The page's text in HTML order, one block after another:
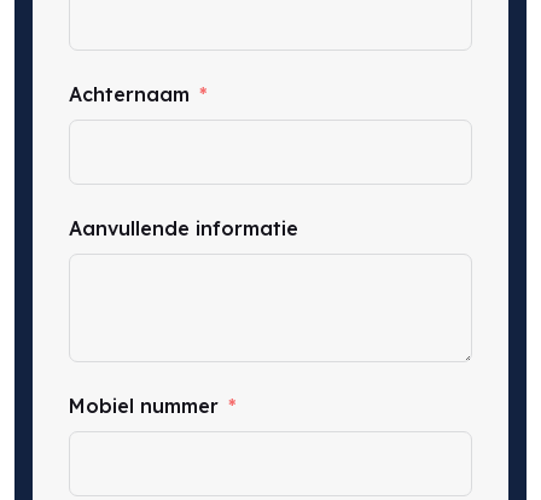
Achternaam
Aanvullende informatie
Mobiel nummer